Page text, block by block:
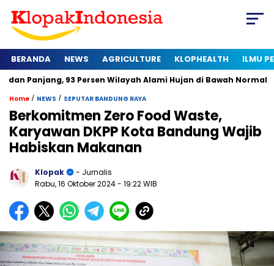
BERANDA NEWS AGRICULTURE KLOPHEALTH ILMU
93 Persen Wilayah Alami Hujan di Bawah Normal Kapan
Home / NEWS / SEPUTAR BANDUNG RAYA
Berkomitmen Zero Food Waste,
Karyawan DKPP Kota Bandung Wajib
Habiskan Makanan
Klopak
- Jurnalis
Rabu, 16 Oktober 2024- 19:22 WIB